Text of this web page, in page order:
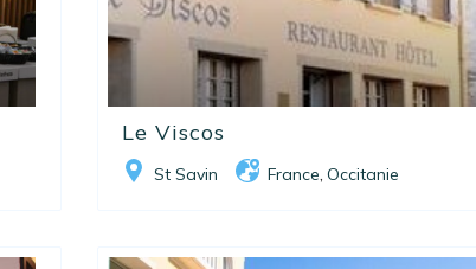
Le Viscos
St Savin France ,Occitanie